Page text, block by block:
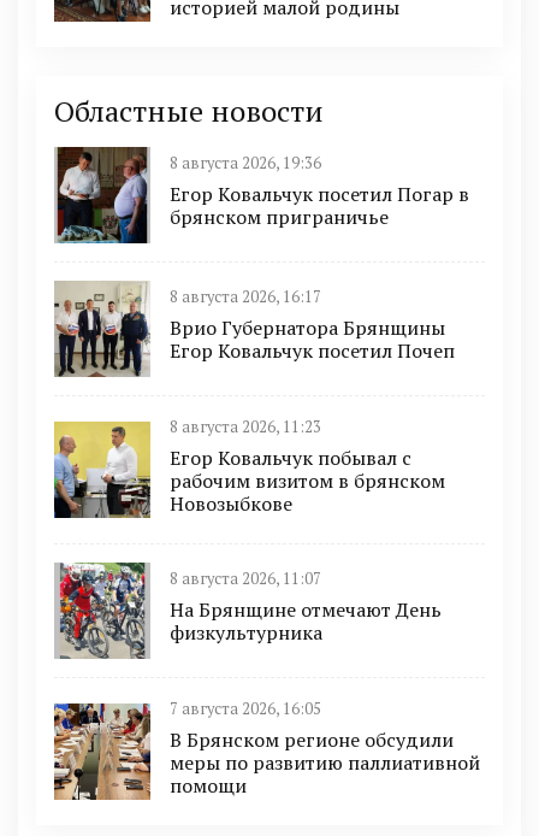
историей малой родины
Областные новости
8 августа 2026, 19:36
Егор Ковальчук посетил Погар в
брянском приграничье
8 августа 2026, 16:17
Врио Губернатора Брянщины
Егор Ковальчук посетил Почеп
8 августа 2026, 11:23
Егор Ковальчук побывал с
рабочим визитом в брянском
Новозыбкове
8 августа 2026, 11:07
На Брянщине отмечают День
физкультурника
7 августа 2026, 16:05
В Брянском регионе обсудили
меры по развитию паллиативной
помощи